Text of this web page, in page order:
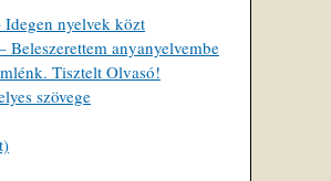
nyelvek közt
anyanyelvembe
Tisztelt Olvasó!
szövege